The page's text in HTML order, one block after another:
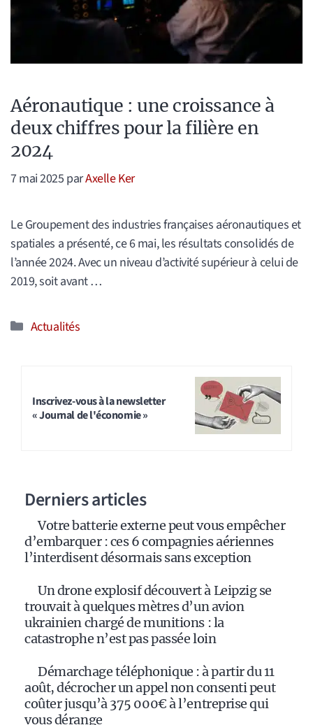
Aéronautique : une croissance à
deux chiffres pour la filière en
2024
7 mai 2025 parAxelle Ker
Le Groupement des industries françaises aéronautiques et
spatiales a présenté, ce 6 mai, les résultats consolidés de
l’année 2024. Avec un niveau d’activité supérieur à celui de
2019, soit avant …
Catégories
Actualités
Inscrivez-vous à la newsletter
« Journal de l'économie »
Derniers articles
Votre batterie externe peut vous empêcher
d’embarquer : ces 6 compagnies aériennes
l’interdisent désormais sans exception
Un drone explosif découvert à Leipzig se
trouvait à quelques mètres d’un avion
ukrainien chargé de munitions : la
catastrophe n’est pas passée loin
Démarchage téléphonique : à partir du 11
août, décrocher un appel non consenti peut
coûter jusqu’à 375 000€ à l’entreprise qui
vous dérange